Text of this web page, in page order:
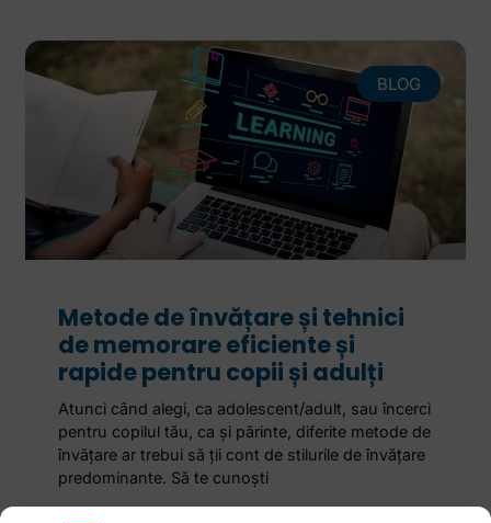
BLOG
Metode de învățare și tehnici
de memorare eficiente și
rapide pentru copii și adulți
Atunci când alegi, ca adolescent/adult, sau încerci
pentru copilul tău, ca și părinte, diferite metode de
învățare ar trebui să ții cont de stilurile de învățare
predominante. Să te cunoști